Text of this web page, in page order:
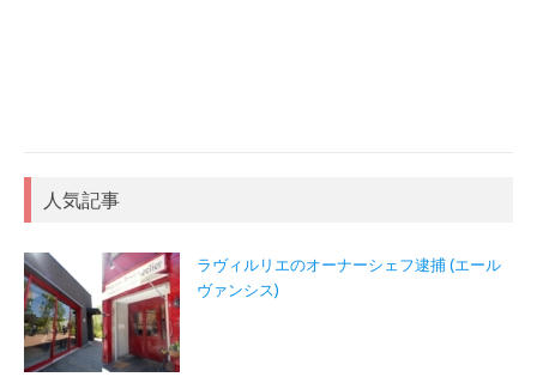
人気記事
ラヴィルリエのオーナーシェフ逮捕 (エール
ヴァンシス)